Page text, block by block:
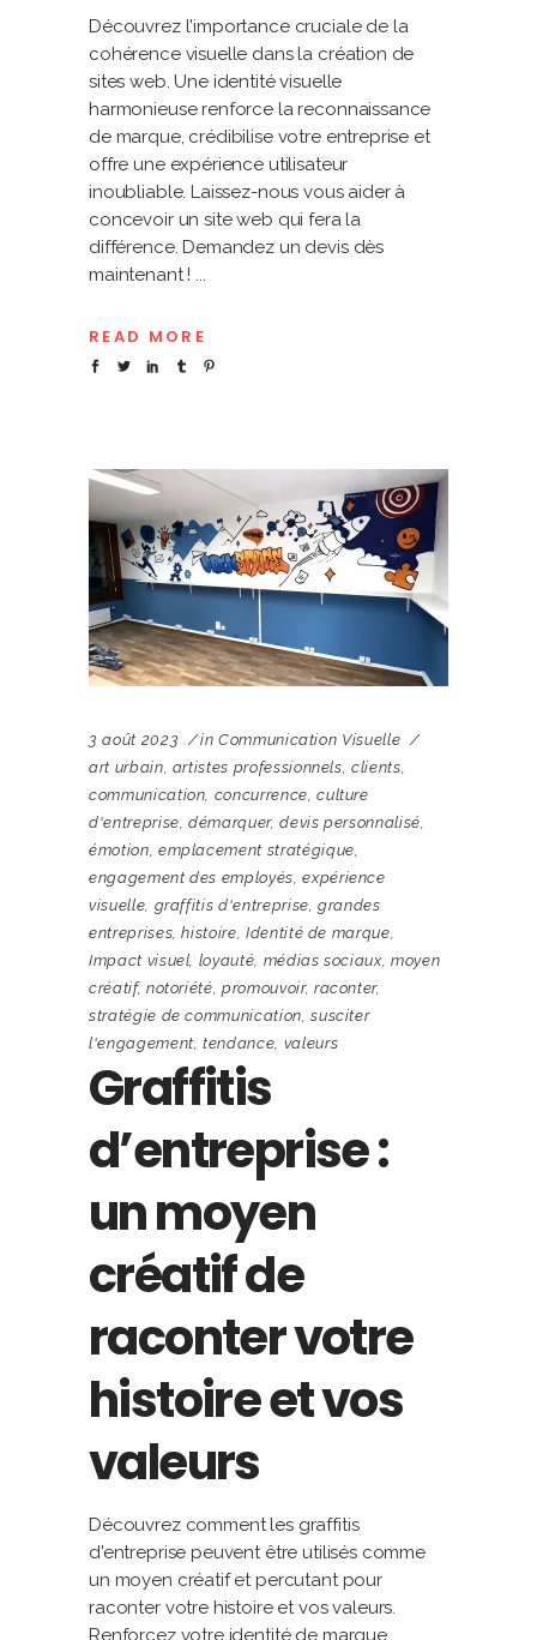
Découvrez l'importance cruciale de la
cohérence visuelle dans la création de
sites web. Une identité visuelle
harmonieuse renforce la reconnaissance
de marque, crédibilise votre entreprise et
offre une expérience utilisateur
inoubliable. Laissez-nous vous aider à
concevoir un site web qui fera la
différence. Demandez un devis dès
maintenant !
READ MORE
3 août 2023 in Communication Visuelle
art urbain, artistes professionnels,clients,
communication, concurrence,culture
d'entreprise,démarquer,devis personnalisé,
émotion, emplacement stratégique,
engagement des employés,expérience
visuelle, graffitis d'entreprise,grandes
entreprises,histoire, Identité de marque,
Impact visuel, loyauté, médias sociaux,moyen
créatif, notoriété,promouvoir, raconter,
stratégie de communication,susciter
l'engagement,tendance, valeurs
Graffitis
d’entreprise :
un moyen
créatif de
raconter votre
histoire et vos
valeurs
Découvrez comment les graffitis
d'entreprise peuvent être utilisés comme
un moyen créatif et percutant pour
raconter votre histoire et vos valeurs.